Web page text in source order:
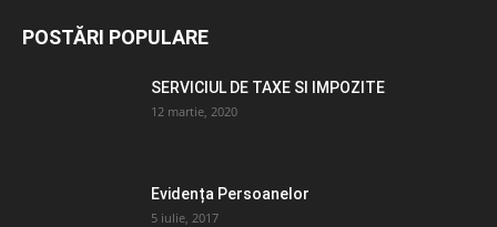
POSTĂRI POPULARE
SERVICIUL DE TAXE SI IMPOZITE
12 martie, 2020
Evidența Persoanelor
5 iulie, 2017